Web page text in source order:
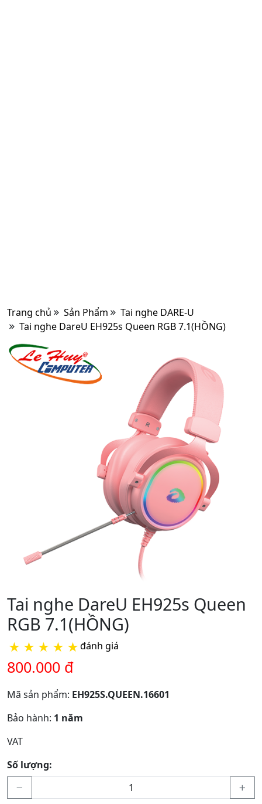
Trang chủ Sản Phẩm
Tai nghe DARE-U
Tai nghe DareU EH925s Queen RGB 7.1(HỒNG)
Tai nghe DareU EH925s Queen
RGB 7.1(HỒNG)
★ ★ ★ ★ ★đánh giá
800.000 đ
Mã sản phẩm: EH925S.QUEEN.16601
Bảo hành: 1 năm
VAT
Số lượng: